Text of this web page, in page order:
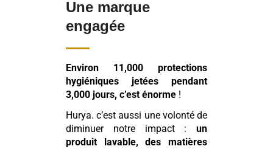
Une marque
engagée
Environ 11,000 protections
hygiéniques jetées pendant
3,000 jours, c’est énorme !
Hurya. c’est aussi une volonté de
diminuer notre impact : un
produit lavable, des matières